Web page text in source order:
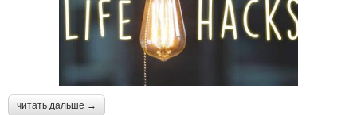
читать дальше →